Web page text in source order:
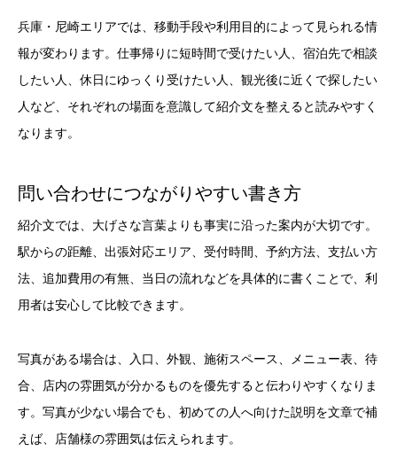
兵庫・尼崎エリアでは、移動手段や利用目的によって見られる情
報が変わります。仕事帰りに短時間で受けたい人、宿泊先で相談
したい人、休日にゆっくり受けたい人、観光後に近くで探したい
人など、それぞれの場面を意識して紹介文を整えると読みやすく
なります。
問い合わせにつながりやすい書き方
紹介文では、大げさな言葉よりも事実に沿った案内が大切です。
駅からの距離、出張対応エリア、受付時間、予約方法、支払い方
法、追加費用の有無、当日の流れなどを具体的に書くことで、利
用者は安心して比較できます。
写真がある場合は、入口、外観、施術スペース、メニュー表、待
合、店内の雰囲気が分かるものを優先すると伝わりやすくなりま
す。写真が少ない場合でも、初めての人へ向けた説明を文章で補
えば、店舗様の雰囲気は伝えられます。